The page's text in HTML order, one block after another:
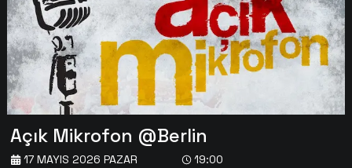
Açık Mikrofon @Berlin
17 MAYIS 2026 PAZAR 19:00